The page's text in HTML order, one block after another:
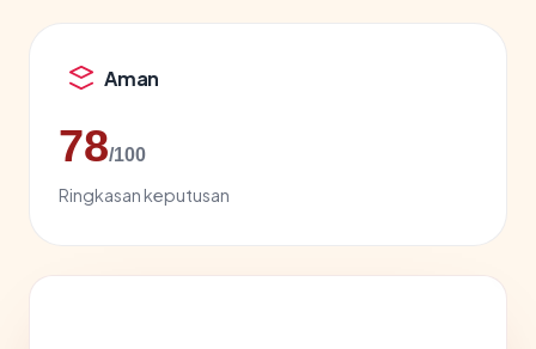
Aman
78/100
Ringkasan keputusan